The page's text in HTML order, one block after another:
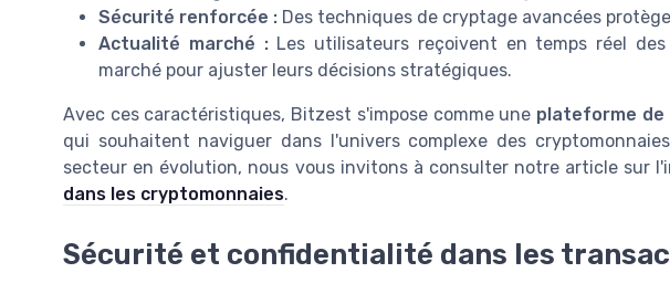
Sécurité renforcée : Des techniques de cryptage avancées
Actualité marché :Les utilisateurs reçoivent en temps réel
marché pour ajuster leurs décisions stratégiques.
Avec ces caractéristiques, Bitzest s'impose comme une plateforme de
qui souhaitent naviguer dans l'univers complexe des
secteur en évolution, nous vous invitons à consulter notre article sur
dans les cryptomonnaies.
Sécurité et confidentialité dans les